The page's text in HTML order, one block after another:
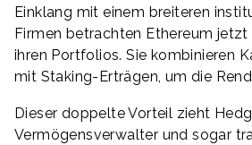
Einklang mit einem breiteren
Firmen betrachten Ethereum jetzt
ihren Portfolios. Sie kombinieren
mit Staking-Erträgen, um die
Dieser doppelte Vorteil zieht
Vermögensverwalter und sogar